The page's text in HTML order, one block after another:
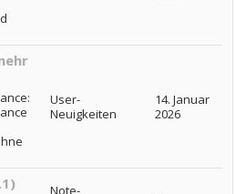
User-
Neuigkeiten
14. Januar
2026
Note-,